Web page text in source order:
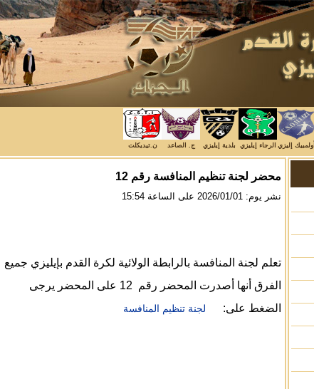
أولمبيك إليزي الرجاء إيليزي بلدية إيليزي ج. الصاعد ن.تيديكلت
محضر لجنة تنظيم المنافسة رقم 12
نشر يوم: 2026/01/01 على الساعة 15:54
تعلم لجنة المنافسة بالرابطة الولائية لكرة القدم بإيليزي جميع
الفرق أنها أصدرت المحضر رقم 12 على المحضر يرجى
الضغط على:
لجنة تنظيم المنافسة